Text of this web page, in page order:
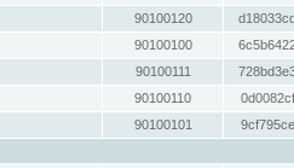
90100120
90100100
90100111
90100110
90100101